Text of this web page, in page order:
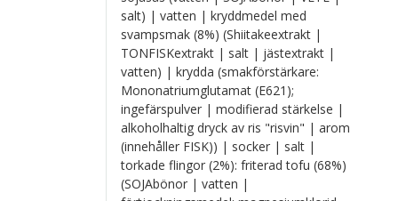
salt) | vatten | kryddmedel med
svampsmak (8%) (Shiitakeextrakt |
TONFISKextrakt | salt | jästextrakt |
vatten) | krydda (smakförstärkare:
Mononatriumglutamat (E621);
ingefärspulver | modifierad stärkelse |
alkoholhaltig dryck av ris "risvin" | arom
(innehåller FISK)) | socker | salt |
torkade flingor (2%): friterad tofu (68%)
(SOJAbönor | vatten |